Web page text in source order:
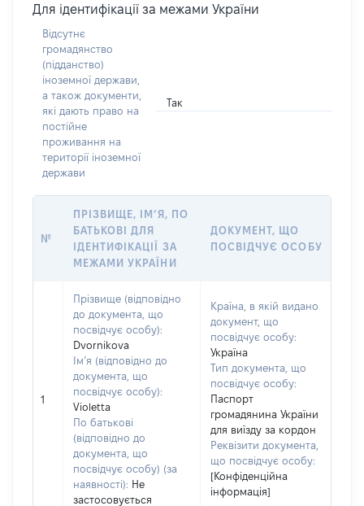
Для ідентифікації за межами України
Відсутнє
громадянство
(підданство)
іноземної держави,
а також документи,
які дають право на
постійне
проживання на
території іноземної
держави
Так
№
ПРІЗВИЩЕ, ІМ’Я, ПО
БАТЬКОВІ ДЛЯ
ІДЕНТИФІКАЦІЇ ЗА
МЕЖАМИ УКРАЇНИ
ДОКУМЕНТ, ЩО
ПОСВІДЧУЄ ОСОБУ
1
Прізвище (відповідно
до документа, що
посвідчує особу):
Dvornikova
Ім’я (відповідно до
документа, що
посвідчує особу):
Violetta
По батькові
(відповідно до
документа, що
посвідчує особу) (за
наявності): Не
застосовується
Країна, в якій видано
документ, що
посвідчує особу:
Україна
Тип документа, що
посвідчує особу:
Паспорт
громадянина України
для виїзду за кордон
Реквізити документа,
що посвідчує особу:
[Конфіденційна
інформація]